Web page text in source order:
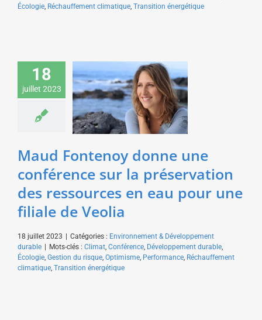
Écologie, Réchauffement climatique, Transition énergétique
18
juillet 2023
Maud Fontenoy donne
une conférence sur la
préservation des
ressources en eau pour
une filiale de Veolia
Environnement &
Maud Fontenoy donne une
conférence sur la préservation
des ressources en eau pour une
filiale de Veolia
18 juillet 2023 | Catégories : Environnement & Développement
durable | Mots-clés : Climat Conférence Développement durable
Écologie Gestion du risque Optimisme Performance Réchauffement
climatique Transition énergétique